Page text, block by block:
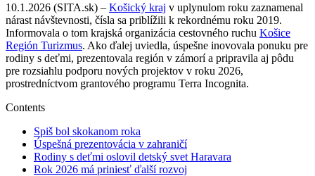
10.1.2026 (SITA.sk) – Košický kraj v uplynulom roku zaznamenal
nárast návštevnosti, čísla sa priblížili k rekordnému roku 2019.
Informovala o tom krajská organizácia cestovného ruchu Košice
Región Turizmus. Ako ďalej uviedla, úspešne inovovala ponuku pre
rodiny s deťmi, prezentovala región v zámorí a pripravila aj pôdu
pre rozsiahlu podporu nových projektov v roku 2026,
prostredníctvom grantového programu Terra Incognita.
Contents
Spiš bol skokanom roka
Úspešná prezentovácia v zahraničí
Rodiny s deťmi oslovil detský svet Haravara
Rok 2026 má priniesť ďalší rozvoj